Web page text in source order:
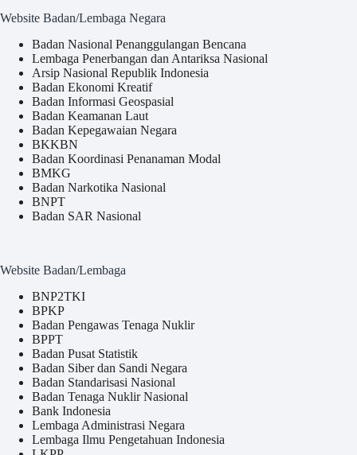
Website Badan/Lembaga Negara
Badan Nasional Penanggulangan Bencana
Lembaga Penerbangan dan Antariksa Nasional
Arsip Nasional Republik Indonesia
Badan Ekonomi Kreatif
Badan Informasi Geospasial
Badan Keamanan Laut
Badan Kepegawaian Negara
BKKBN
Badan Koordinasi Penanaman Modal
BMKG
Badan Narkotika Nasional
BNPT
Badan SAR Nasional
Website Badan/Lembaga
BNP2TKI
BPKP
Badan Pengawas Tenaga Nuklir
BPPT
Badan Pusat Statistik
Badan Siber dan Sandi Negara
Badan Standarisasi Nasional
Badan Tenaga Nuklir Nasional
Bank Indonesia
Lembaga Administrasi Negara
Lembaga Ilmu Pengetahuan Indonesia